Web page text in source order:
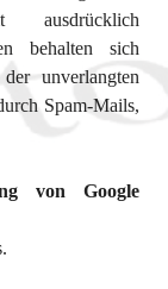
ausdrücklich
behalten sich
unverlangten
Spam-Mails,
von Google